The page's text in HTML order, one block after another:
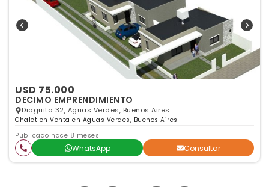
USD 75.000
DECIMO EMPRENDIMIENTO
Diaguita 32, Aguas Verdes, Buenos Aires
Chalet en Venta en Aguas Verdes, Buenos Aires
Publicado hace 8 meses
WhatsApp Consultar